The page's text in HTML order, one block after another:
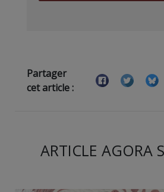
Partager
cet article :
ARTICLE AGORA